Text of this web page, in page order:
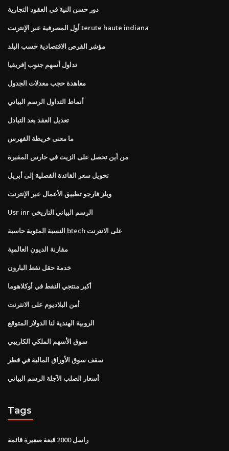
دور حسن النية في العقود التجارية
أول المصرفية عبر الإنترنت terute haute indiana
مؤشر الفرص الاقتصادية حسب البلد
تداول أسهم جنوب إفريقيا
معاهدة حجب معدلات الجدول
أنماط التداول الرسم البياني
تعديل العقد بعد التبادل
ما معنى خريطة الفهرس
من أين تحصل على الزيت في حارس المقبرة
تحويل سعر الفائدة الفصلية إلى أبريل
ويلز فارجو تطبيق الأعمال عبر الإنترنت
Usr inr الرسم البياني التاريخي
النسبة المئوية حاسبة btech على الانترنت
مقارنة الديون العالمية
خدمة حقل نفط البارون
أكبر منتجي النفط في أوكلاهوما
أمن البلاديوم على الانترنت
الروبية الهندية لنا الدولار المتوقع
سوق الأسهم الملكي الكاريبي
سقف سوق الأوراق المالية في قطر
أسعار الصلب الآجلة الرسم البياني
Tags
راسل 2000 قبعة صغيرة قائمة